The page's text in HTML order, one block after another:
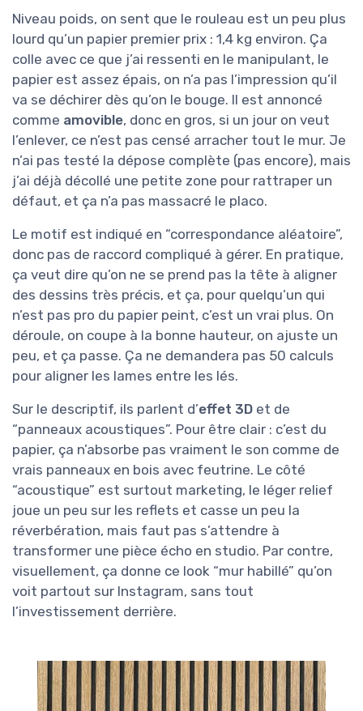
Niveau poids, on sent que le rouleau est un peu plus
lourd qu’un papier premier prix : 1,4 kg environ. Ça
colle avec ce que j’ai ressenti en le manipulant, le
papier est assez épais, on n’a pas l’impression qu’il
va se déchirer dès qu’on le bouge. Il est annoncé
comme amovible, donc en gros, si un jour on veut
l’enlever, ce n’est pas censé arracher tout le mur. Je
n’ai pas testé la dépose complète (pas encore), mais
j’ai déjà décollé une petite zone pour rattraper un
défaut, et ça n’a pas massacré le placo.
Le motif est indiqué en “correspondance aléatoire”,
donc pas de raccord compliqué à gérer. En pratique,
ça veut dire qu’on ne se prend pas la tête à aligner
des dessins très précis, et ça, pour quelqu’un qui
n’est pas pro du papier peint, c’est un vrai plus. On
déroule, on coupe à la bonne hauteur, on ajuste un
peu, et ça passe. Ça ne demandera pas 50 calculs
pour aligner les lames entre les lés.
Sur le descriptif, ils parlent d’effet 3D et de
“panneaux acoustiques”. Pour être clair : c’est du
papier, ça n’absorbe pas vraiment le son comme de
vrais panneaux en bois avec feutrine. Le côté
“acoustique” est surtout marketing, le léger relief
joue un peu sur les reflets et casse un peu la
réverbération, mais faut pas s’attendre à
transformer une pièce écho en studio. Par contre,
visuellement, ça donne ce look “mur habillé” qu’on
voit partout sur Instagram, sans tout
l’investissement derrière.